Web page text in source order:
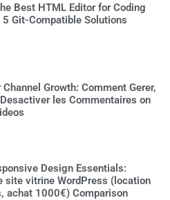
Best HTML Editor for Coding
5 Git-Compatible Solutions
Channel Growth: Comment Gerer,
les Commentaires on
Design Essentials:
site vitrine WordPress (location
achat 1000€) Comparison